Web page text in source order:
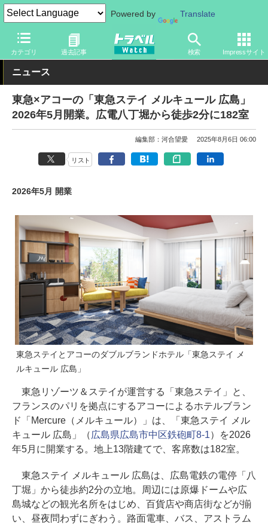
Powered by Translate
カテゴリ 過去記事 検索 Impressサイト
トラベル Watch 地域 国内旅行 中国
ニュース
東急×アコーの「東急ステイ メルキュール 広島」
2026年5月開業。広電八丁堀から徒歩2分に182室
編集部：河合望愛 2025年8月6日 06:00
リスト
2026年5月 開業
東急ステイとアコーのダブルブランドホテル「東急ステイ メ
ルキュール 広島」
東急リゾーツ＆ステイが運営する「東急ステイ」と、
フランスのパリを拠点にするアコーによるホテルブラン
ド「Mercure（メルキュール）」は、「東急ステイ メル
キュール 広島」（ 広島県広島市中区鉄砲町8-1）を2026
年5月に開業する。地上13階建てで、客席数は182室。
東急ステイ メルキュール 広島は、広島電鉄の電停「八
丁堀」から徒歩約2分の立地。周辺には原爆ドームや広
島城などの観光名所をはじめ、百貨店や商店街などが揃
い、昼夜問わずにぎわう。路面電車、バス、アストラム